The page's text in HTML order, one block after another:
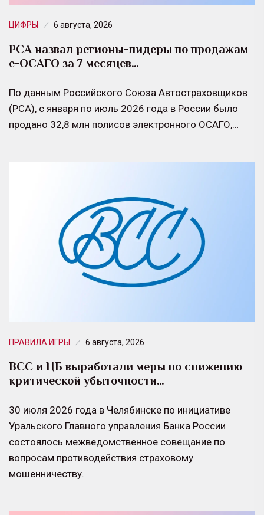
ЦИФРЫ 6 августа, 2026
РСА назвал регионы-лидеры по продажам
е-ОСАГО за 7 месяцев…
По данным Российского Союза Автостраховщиков
(РСА), с января по июль 2026 года в России было
продано 32,8 млн полисов электронного ОСАГО,…
ПРАВИЛА ИГРЫ 6 августа, 2026
ВСС и ЦБ выработали меры по снижению
критической убыточности…
30 июля 2026 года в Челябинске по инициативе
Уральского Главного управления Банка России
состоялось межведомственное совещание по
вопросам противодействия страховому
мошенничеству.